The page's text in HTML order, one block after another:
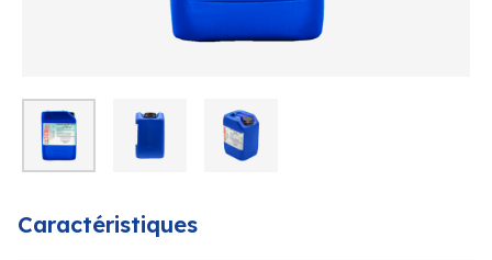
Caractéristiques